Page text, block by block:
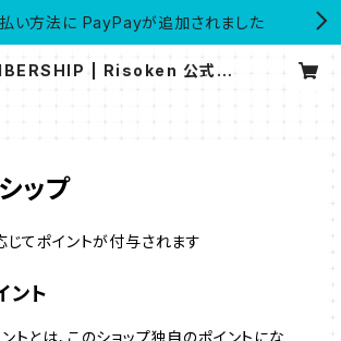
い方法に PayPayが追加されました
| Risoken 公式通
ップ
てポイントが付与されます
ント
トとは、このショップ独自のポイントにな